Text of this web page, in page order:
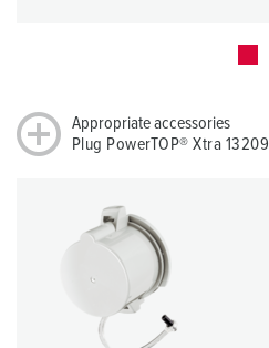
Appropriate accessories
Plug PowerTOP® Xtra 13209